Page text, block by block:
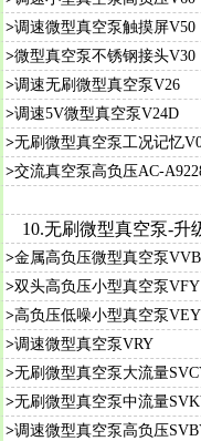
>调速微型真空泵触摸屏V50
>微型真空泵不锈钢接头V30
>调速无刷微型真空泵V26
>调速5V微型真空泵V24D
>无刷微型真空泵工况记忆
>交流真空泵高负压AC-
10.无刷微型真空泵-升
>金属高负压微型真空泵VVB
>双头高负压小型真空泵VFY
>高负压低噪小型真空泵VEY
>调速微型真空泵VRY
>无刷微型真空泵大流量
>无刷微型真空泵中流量
>调速微型真空泵高负压